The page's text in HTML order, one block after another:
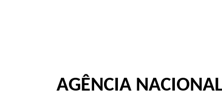
AGÊNCIA